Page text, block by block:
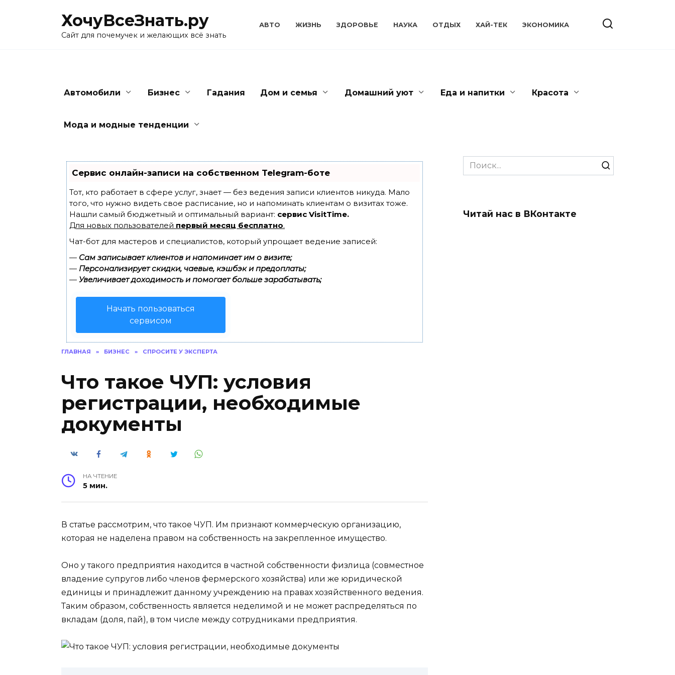
ХочуВсеЗнать.ру
Сайт для почемучек и желающих всё знать
АВТО ЖИЗНЬ ЗДОРОВЬЕ НАУКА ОТДЫХ ХАЙ-ТЕК ЭКОНОМИКА
Автомобили Бизнес Гадания Дом и семья Домашний уют Еда и напитки Красота
Мода и модные тенденции
Сервис онлайн-записи на собственном Telegram-боте
Тот, кто работает в сфере услуг, знает — без ведения записи клиентов никуда. Мало
того, что нужно видеть свое расписание, но и напоминать клиентам о визитах тоже.
Нашли самый бюджетный и оптимальный вариант: сервис VisitTime.
Для новых пользователей первый месяц бесплатно.
Чат-бот для мастеров и специалистов, который упрощает ведение записей:
— Сам записывает клиентов и напоминает им о визите;
— Персонализирует скидки, чаевые, кэшбэк и предоплаты;
— Увеличивает доходимость и помогает больше зарабатывать;
Начать пользоваться
сервисом
ГЛАВНАЯ » БИЗНЕС » СПРОСИТЕ У ЭКСПЕРТА
Что такое ЧУП: условия
регистрации, необходимые
документы
НА ЧТЕНИЕ
5 мин.
В статье рассмотрим, что такое ЧУП. Им признают коммерческую организацию,
которая не наделена правом на собственность на закрепленное имущество.
Оно у такого предприятия находится в частной собственности физлица (совместное
владение супругов либо членов фермерского хозяйства) или же юридической
единицы и принадлежит данному учреждению на правах хозяйственного ведения.
Таким образом, собственность является неделимой и не может распределяться по
вкладам (доля, пай), в том числе между сотрудниками предприятия.
Search
for:
Читай нас в ВКонтакте